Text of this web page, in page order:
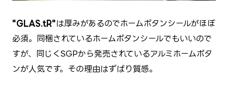
"GLAS.tR"は厚みがあるのでホームボタンシールがほぼ
必須。同梱されているホームボタンシールでもいいので
すが、同じくSGPから発売されているアルミホームボタ
ンが人気です。その理由はずばり質感。